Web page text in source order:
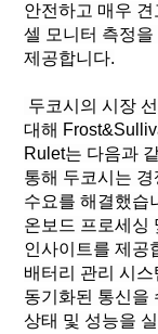
안전하고 매우
셀 모니터 측정
제공합니다.
두코시의 시장
대해
Rulet는 다음과
통해 두코시는
수요를 해결했습
온보드 프로세싱
인사이트를 제공
배터리 관리 시
동기화된 통신을
상태 및 성능을